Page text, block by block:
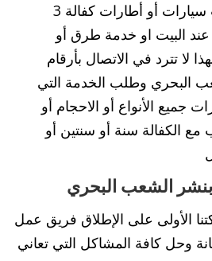
تواير السيارة أو عجلات سيارات أو أطارات كفالة 3
البيت او خدمة طرق أو
لا تترد في الاتصال بأرقام
البحري وطلب الخدمة التي
جميع الأنواع أو الاحجام أو
الكفالة سنة أو سنتين أو
الشعب البحري
الأولى على الإطلاق فريق عمل
وحل كافة المشاكل التي تعاني